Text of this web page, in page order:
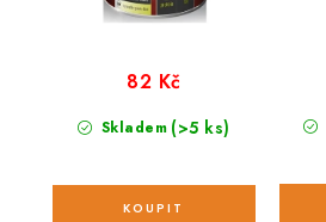
Skladem (>5 ks)
82 Kč